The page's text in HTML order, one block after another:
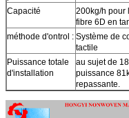
Capacité
200kg/h pour
fibre 6D en
méthode d'ontrol : Système de
tactile
Puissance totale
d'installation
au sujet de
puissance
repassante.